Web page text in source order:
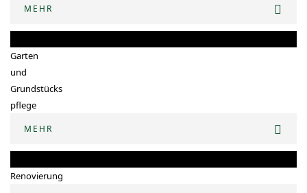
MEHR
Garten
und
Grundstücks
pflege
MEHR
Renovierung